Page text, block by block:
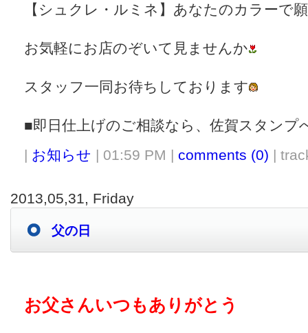
【シュクレ・ルミネ】あなたのカラーで
お気軽にお店のぞいて見ませんか
スタッフ一同お待ちしております
■即日仕上げのご相談なら、佐賀スタンプ
| お知らせ | 01:59 PM | comments (0) |
2013,05,31, Friday
父の日
お父さんいつもありがとう